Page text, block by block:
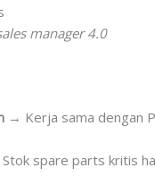
manager 4.0
→ Kerja sama dengan
spare parts kritis